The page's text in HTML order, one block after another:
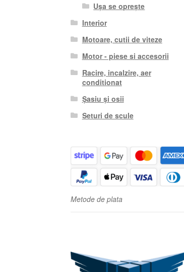
Ușa se oprește
Interior
Motoare, cutii de viteze
Motor - piese si accesorii
Racire, incalzire, aer
conditionat
Șasiu și osii
Seturi de scule
Metode de plata